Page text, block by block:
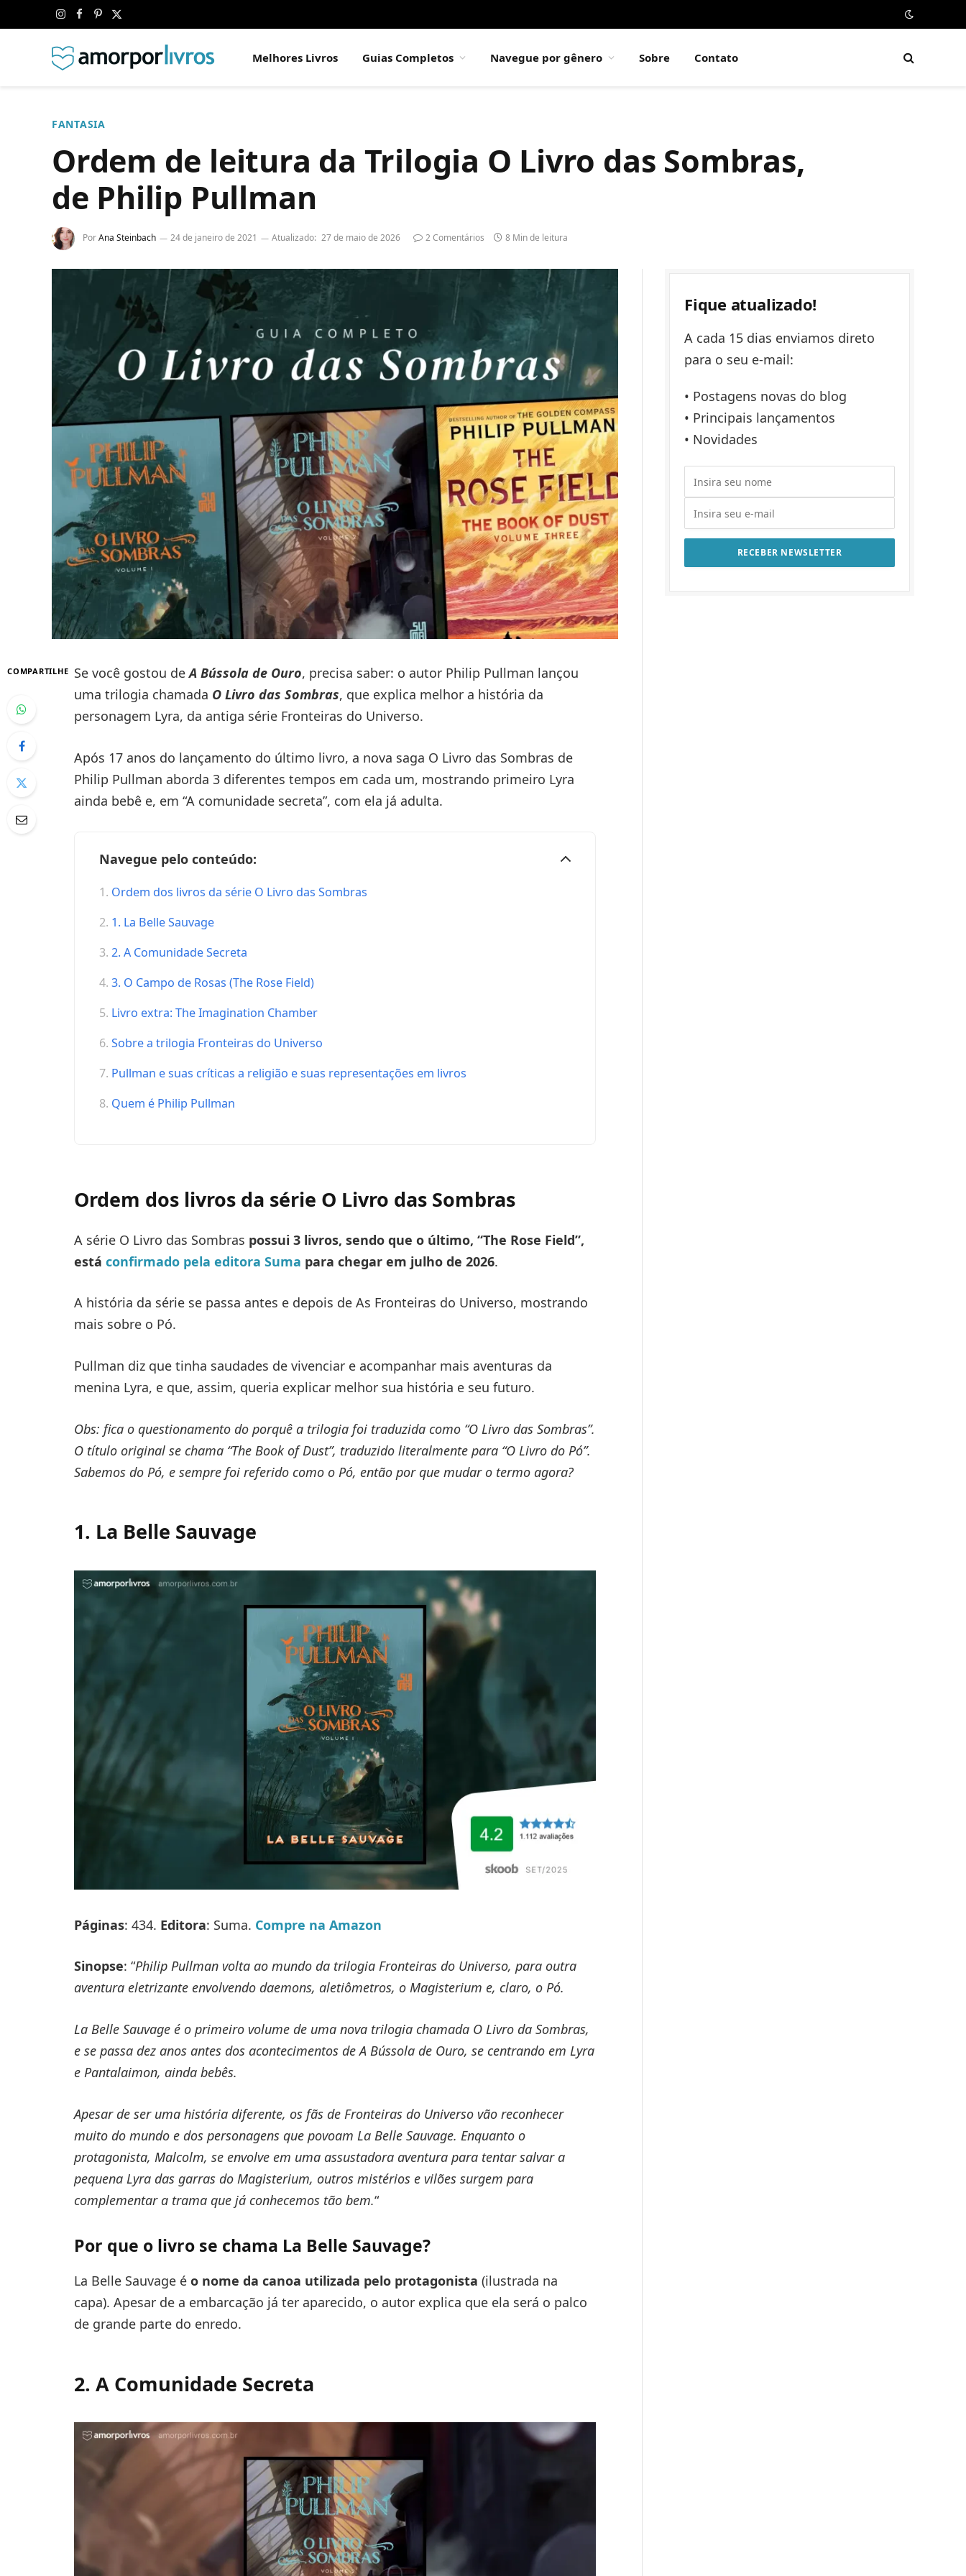
Instagram
Facebook
Pinterest
X
Melhores Livros Guias Completos Navegue por gênero Sobre Contato
FANTASIA
Ordem de leitura da Trilogia O Livro das Sombras,
de Philip Pullman
PorAna Steinbach 24 de janeiro de 2021 Atualizado: 27 de maio de 2026 2 Comentários 8 Min de leitura
COMPARTILHE Se você gostou deA Bússola de Ouro, precisa saber: o autor Philip Pullman lançou
uma trilogia chamada O Livro das Sombras, que explica melhor a história da
personagem Lyra, da antiga série Fronteiras do Universo.
Após 17 anos do lançamento do último livro, a nova saga O Livro das Sombras de
Philip Pullman aborda 3 diferentes tempos em cada um, mostrando primeiro Lyra
ainda bebê e, em “A comunidade secreta”, com ela já adulta.
Navegue pelo conteúdo:
Ordem dos livros da série O Livro das Sombras
1. La Belle Sauvage
2. A Comunidade Secreta
3. O Campo de Rosas (The Rose Field)
Livro extra: The Imagination Chamber
Sobre a trilogia Fronteiras do Universo
Pullman e suas críticas a religião e suas representações em livros
Quem é Philip Pullman
Ordem dos livros da série O Livro das Sombras
A série O Livro das Sombras possui 3 livros, sendo que o último, “The Rose Field”,
está confirmado pela editora Suma para chegar em julho de 2026.
A história da série se passa antes e depois de As Fronteiras do Universo, mostrando
mais sobre o Pó.
Pullman diz que tinha saudades de vivenciar e acompanhar mais aventuras da
menina Lyra, e que, assim, queria explicar melhor sua história e seu futuro.
Obs: fica o questionamento do porquê a trilogia foi traduzida como “O Livro das Sombras”.
O título original se chama “The Book of Dust”, traduzido literalmente para “O Livro do Pó”.
Sabemos do Pó, e sempre foi referido como o Pó, então por que mudar o termo agora?
1. La Belle Sauvage
Páginas: 434. Editora: Suma. Compre na Amazon
Sinopse: “Philip Pullman volta ao mundo da trilogia Fronteiras do Universo, para outra
aventura eletrizante envolvendo daemons, aletiômetros, o Magisterium e, claro, o Pó.
La Belle Sauvage é o primeiro volume de uma nova trilogia chamada O Livro da Sombras,
e se passa dez anos antes dos acontecimentos de A Bússola de Ouro, se centrando em Lyra
e Pantalaimon, ainda bebês.
Apesar de ser uma história diferente, os fãs de Fronteiras do Universo vão reconhecer
muito do mundo e dos personagens que povoam La Belle Sauvage. Enquanto o
protagonista, Malcolm, se envolve em uma assustadora aventura para tentar salvar a
pequena Lyra das garras do Magisterium, outros mistérios e vilões surgem para
complementar a trama que já conhecemos tão bem.“
Por que o livro se chama La Belle Sauvage?
La Belle Sauvage é o nome da canoa utilizada pelo protagonista (ilustrada na
capa). Apesar de a embarcação já ter aparecido, o autor explica que ela será o palco
de grande parte do enredo.
2. A Comunidade Secreta
Fique atualizado!
A cada 15 dias enviamos direto
para o seu e-mail:
• Postagens novas do blog
• Principais lançamentos
• Novidades